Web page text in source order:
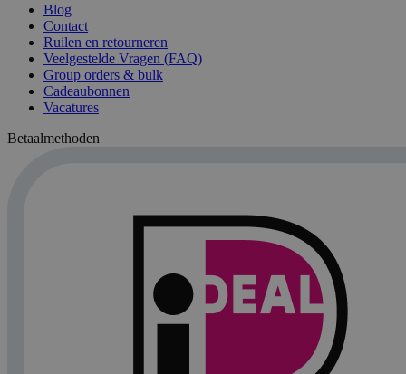
Blog
Contact
Ruilen en retourneren
Veelgestelde Vragen (FAQ)
Group orders & bulk
Cadeaubonnen
Vacatures
Betaalmethoden